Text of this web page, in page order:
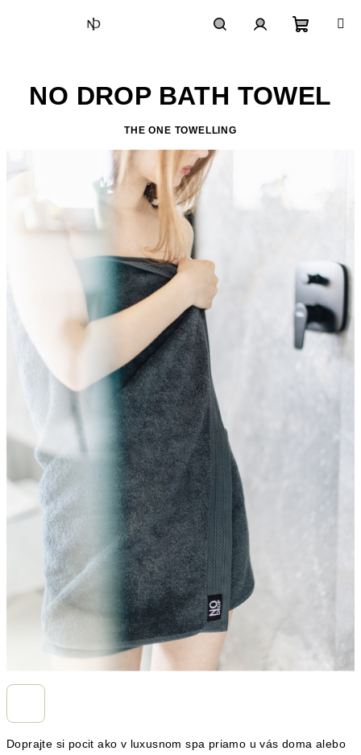
košík
Doprajte si pocit ako v luxusnom spa priamo u vás doma alebo
NO DROP BATH TOWEL
THE ONE TOWELLING